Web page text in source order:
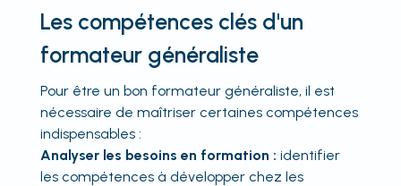
Les compétences clés d'un
formateur généraliste
Pour être un bon formateur généraliste, il est
nécessaire de maîtriser certaines compétences
indispensables :
Analyser les besoins en formation : identifier
les compétences à développer chez les